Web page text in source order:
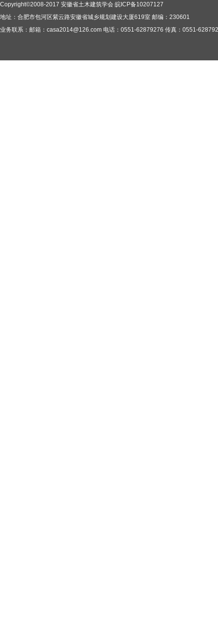
Copyright©2008-2017 安徽省土木建筑学会 皖ICP备10207127
地址：合肥市包河区紫云路安徽省城乡规划建设大厦619室 邮编：230601
业务联系：邮箱：casa2014@126.com 电话：0551-62879276 传真：0551-